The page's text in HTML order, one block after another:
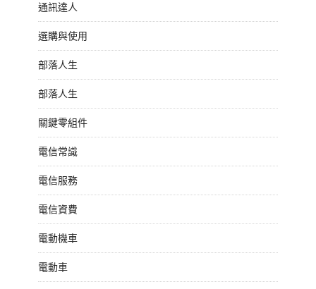
通訊達人
選購與使用
部落人生
部落人生
關鍵零組件
電信常識
電信服務
電信資費
電動機車
電動車